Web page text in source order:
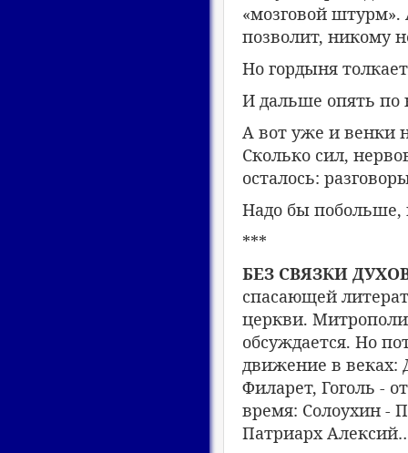
«мозговой
позволит, никому
Но гордыня
И дальше опять по
А вот уже и венки
Сколько сил,
осталось:
Надо бы побольше,
***
БЕЗ СВЯЗКИ
спасающей
церкви.
обсуждается. Но
движение в
Филарет, Гоголь -
время: Солоухин -
Патриарх